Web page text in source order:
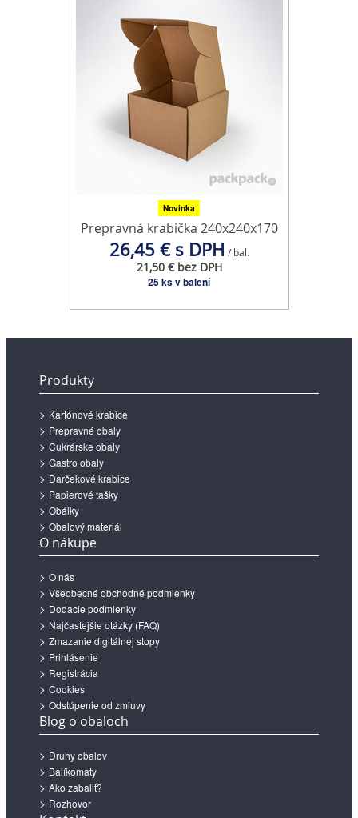
Novinka
Prepravná krabička 240x240x170
26,45 € s DPH / bal.
21,50 € bez DPH
25 ks v balení
Produkty
Kartónové krabice
Prepravné obaly
Cukrárske obaly
Gastro obaly
Darčekové krabice
Papierové tašky
Obálky
Obalový materiál
O nákupe
O nás
Všeobecné obchodné podmienky
Dodacie podmienky
Najčastejšie otázky (FAQ)
Zmazanie digitálnej stopy
Prihlásenie
Registrácia
Cookies
Odstúpenie od zmluvy
Blog o obaloch
Druhy obalov
Balíkomaty
Ako zabaliť?
Rozhovor